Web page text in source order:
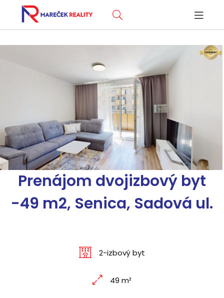
Prenájom dvojizbový byt
-49 m2, Senica, Sadová ul.
2-izbový byt
49 m²